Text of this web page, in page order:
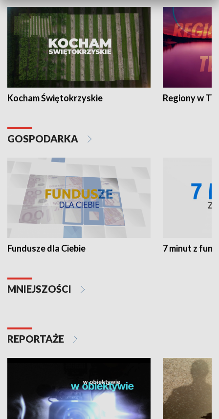
Kocham Świętokrzyskie Regiony w
GOSPODARKA
Fundusze dla Ciebie 7 minut z
MNIEJSZOŚCI
REPORTAŻE